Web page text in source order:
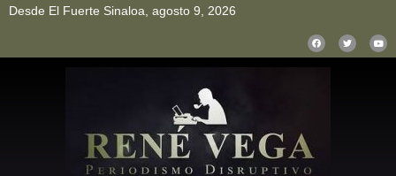
Desde El Fuerte Sinaloa, agosto 9, 2026